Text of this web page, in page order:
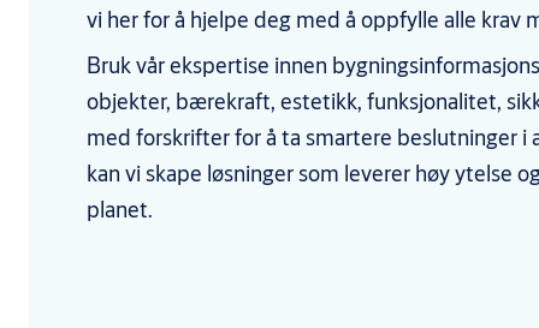
vi her for å hjelpe deg med å oppfylle alle krav
Bruk vår ekspertise innen
objekter, bærekraft, estetikk, funksjonalitet,
med forskrifter for å ta smartere beslutninger i
kan vi skape løsninger som leverer høy ytelse
planet.